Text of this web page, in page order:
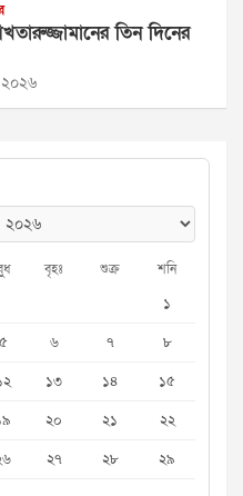
তিন দিনের
বৃহঃ শুক্র শনি
১
৫ ৬ ৭
৮
১৩ ১৪
১৫
২০ ২১
২২
২৭ ২৮
২৯